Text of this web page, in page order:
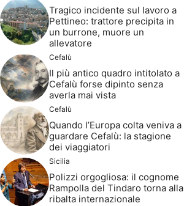
Tragico incidente sul lavoro a
Pettineo: trattore precipita in
un burrone, muore un
allevatore
Cefalù
Il più antico quadro intitolato a
Cefalù forse dipinto senza
averla mai vista
Cefalù
Quando l’Europa colta veniva a
guardare Cefalù: la stagione
dei viaggiatori
Sicilia
Polizzi orgogliosa: il cognome
Rampolla del Tindaro torna alla
ribalta internazionale